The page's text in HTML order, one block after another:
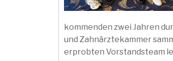
kommenden zwei Jahren
und Zahnärztekammer
erprobten Vorstandsteam